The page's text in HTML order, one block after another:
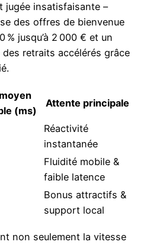
jugée insatisfaisante –
des offres de bienvenue
% jusqu’à 2 000 € et un
retraits accélérés grâce
(ms)
Attente principale
Réactivité
instantanée
Fluidité mobile &
faible latence
Bonus attractifs &
support local
non seulement la vitesse